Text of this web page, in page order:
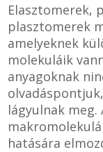
SIMÍTÓZÁRAS
Elasztomerek,
plasztomerek
amelyeknek
molekuláik
anyagoknak
lágyulnak meg.
hatására